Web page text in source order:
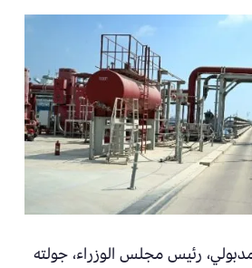
رئيس مجلس الوزراء، جولته